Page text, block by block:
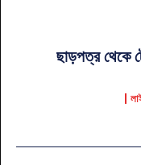
ছাড়পত্র থেকে